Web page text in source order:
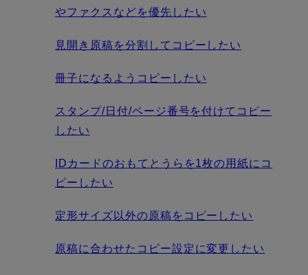
やファクスなどを優先したい
見開き原稿を分割してコピーしたい
冊子になるようコピーしたい
スタンプ/日付/ページ番号を付けてコピー
したい
IDカードのおもてとうらを1枚の用紙にコ
ピーしたい
定形サイズ以外の原稿をコピーしたい
原稿に合わせたコピー設定に変更したい